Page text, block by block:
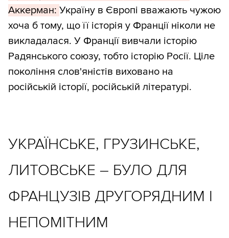
Аккерман: Україну в Європі вважають чужою
хоча б тому, що її історія у Франції ніколи не
викладалася. У Франції вивчали історію
Радянського союзу, тобто історію Росії. Ціле
покоління слов'яністів виховано на
російській історії, російській літературі.
УКРАЇНСЬКЕ, ГРУЗИНСЬКЕ,
ЛИТОВСЬКЕ – БУЛО ДЛЯ
ФРАНЦУЗІВ ДРУГОРЯДНИМ І
НЕПОМІТНИМ